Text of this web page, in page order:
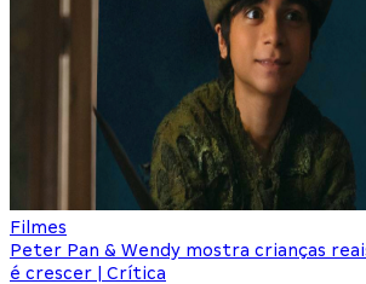
Filmes
Peter Pan & Wendy mostra crianças
é crescer | Crítica